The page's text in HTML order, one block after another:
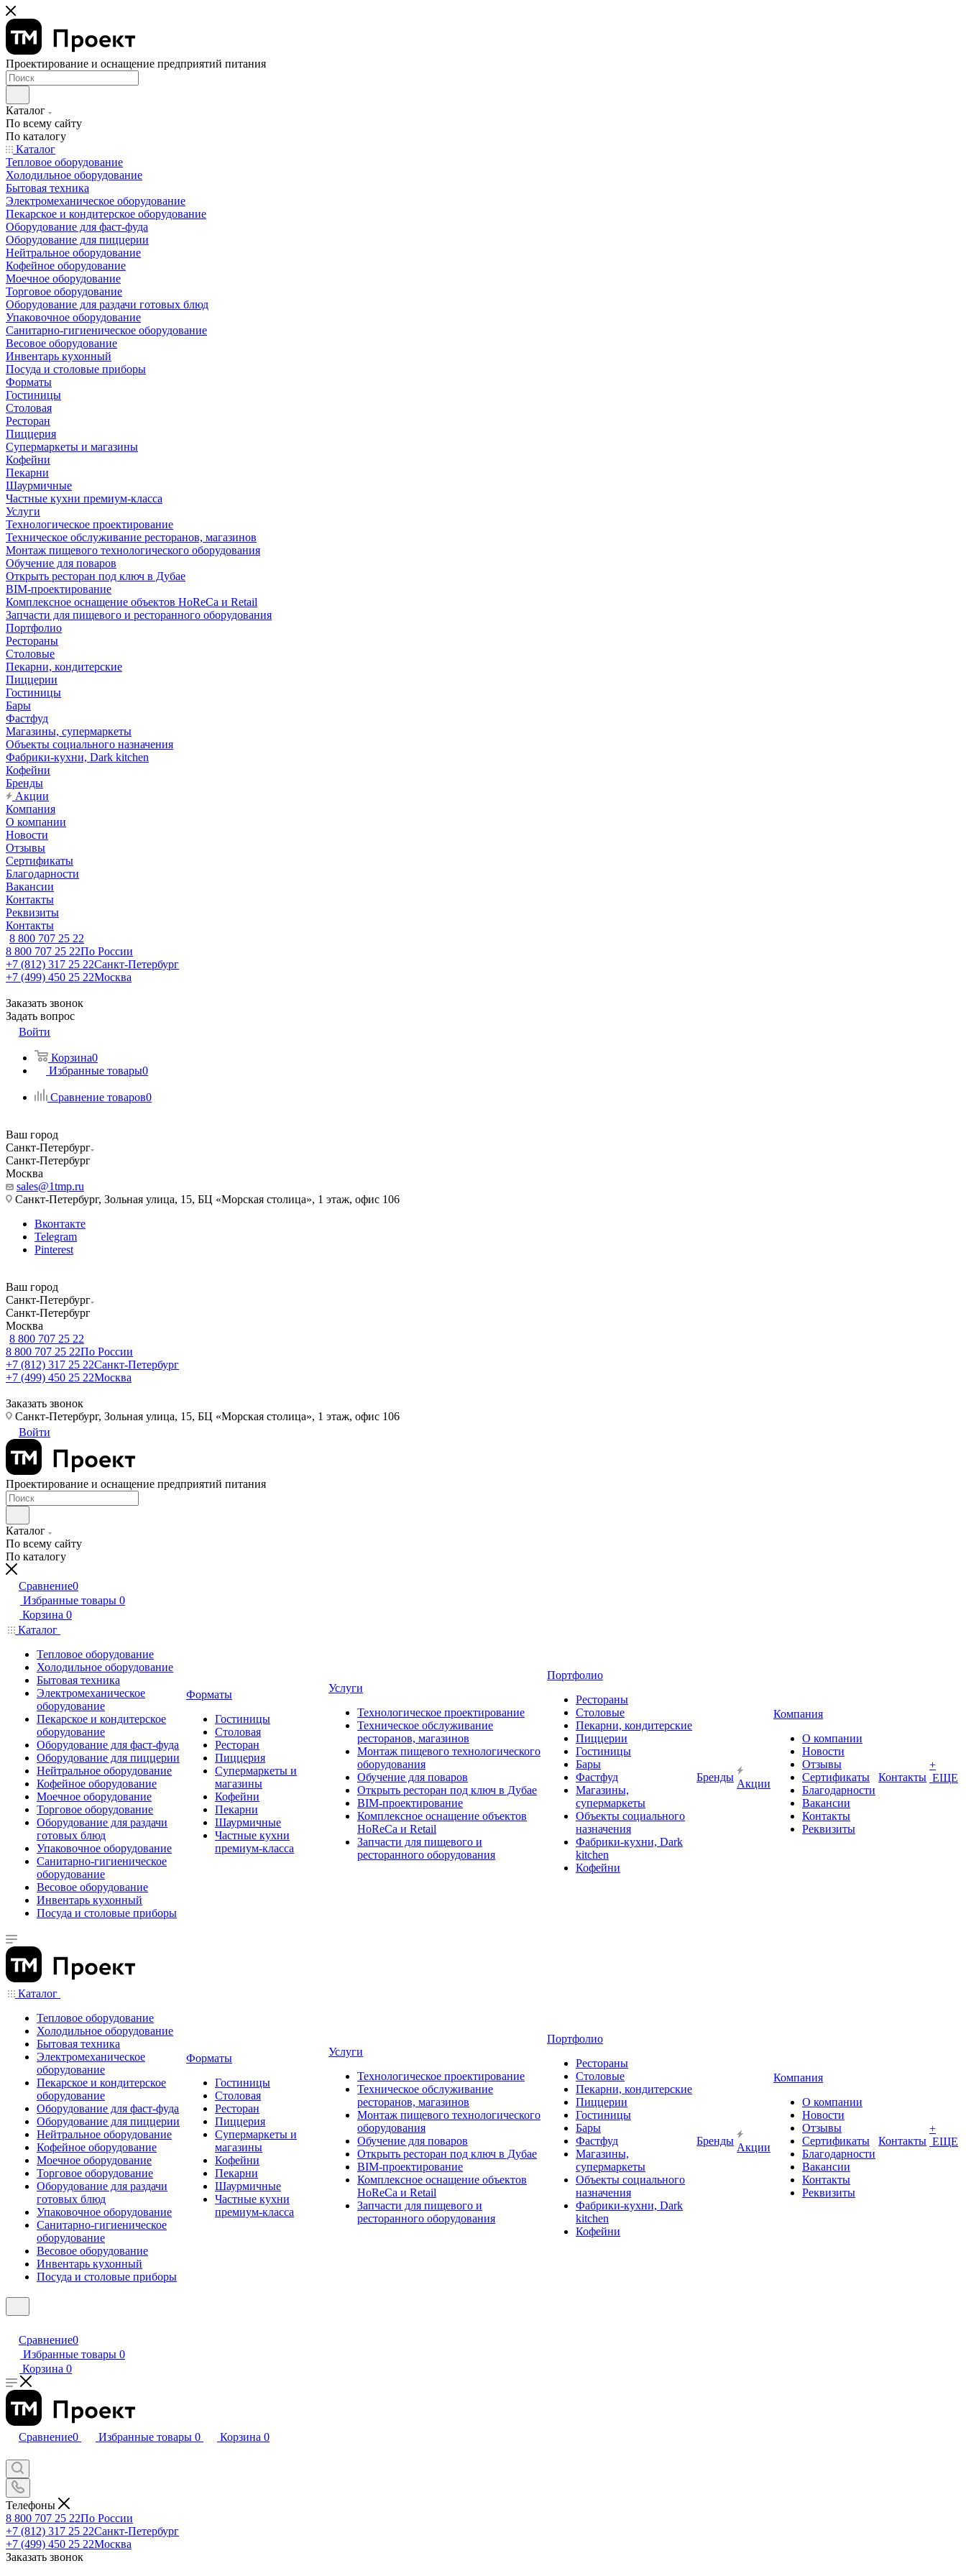
Проектирование и оснащение предприятий питания
Каталог
По всему сайту
По каталогу
Каталог
Тепловое оборудование
Холодильное оборудование
Бытовая техника
Электромеханическое оборудование
Пекарское и кондитерское оборудование
Оборудование для фаст-фуда
Оборудование для пиццерии
Нейтральное оборудование
Кофейное оборудование
Моечное оборудование
Торговое оборудование
Оборудование для раздачи готовых блюд
Упаковочное оборудование
Санитарно-гигиеническое оборудование
Весовое оборудование
Инвентарь кухонный
Посуда и столовые приборы
Форматы
Гостиницы
Столовая
Ресторан
Пиццерия
Супермаркеты и магазины
Кофейни
Пекарни
Шаурмичные
Частные кухни премиум-класса
Услуги
Технологическое проектирование
Техническое обслуживание ресторанов, магазинов
Монтаж пищевого технологического оборудования
Обучение для поваров
Открыть ресторан под ключ в Дубае
BIM-проектирование
Комплексное оснащение объектов HoReCa и Retail
Запчасти для пищевого и ресторанного оборудования
Портфолио
Рестораны
Столовые
Пекарни, кондитерские
Пиццерии
Гостиницы
Бары
Фастфуд
Магазины, супермаркеты
Объекты социального назначения
Фабрики-кухни, Dark kitchen
Кофейни
Бренды
Акции
Компания
О компании
Новости
Отзывы
Сертификаты
Благодарности
Вакансии
Контакты
Реквизиты
Контакты
8 800 707 25 22
8 800 707 25 22По России
+7 (812) 317 25 22Санкт-Петербург
+7 (499) 450 25 22Москва
Заказать звонок
Задать вопрос
Войти
Корзина0
Избранные товары0
Сравнение товаров0
Ваш город
Санкт-Петербург
Санкт-Петербург
Москва
sales@1tmp.ru
Санкт-Петербург, Зольная улица, 15, БЦ «Морская столица», 1 этаж, офис 106
Вконтакте
Telegram
Pinterest
Ваш город
Санкт-Петербург
Санкт-Петербург
Москва
8 800 707 25 22
8 800 707 25 22По России
+7 (812) 317 25 22Санкт-Петербург
+7 (499) 450 25 22Москва
Заказать звонок
Санкт-Петербург, Зольная улица, 15, БЦ «Морская столица», 1 этаж, офис 106
Войти
Проектирование и оснащение предприятий питания
Каталог
По всему сайту
По каталогу
Сравнение0
Избранные товары 0
Корзина 0
Каталог
Тепловое оборудование
Холодильное оборудование
Бытовая техника
Электромеханическое
оборудование
Пекарское и кондитерское
оборудование
Оборудование для фаст-фуда
Оборудование для пиццерии
Нейтральное оборудование
Кофейное оборудование
Моечное оборудование
Торговое оборудование
Оборудование для раздачи
готовых блюд
Упаковочное оборудование
Санитарно-гигиеническое
оборудование
Весовое оборудование
Инвентарь кухонный
Посуда и столовые приборы
Форматы
Гостиницы
Столовая
Ресторан
Пиццерия
Супермаркеты и
магазины
Кофейни
Пекарни
Шаурмичные
Частные кухни
премиум-класса
Услуги
Технологическое проектирование
Техническое обслуживание
ресторанов, магазинов
Монтаж пищевого технологического
оборудования
Обучение для поваров
Открыть ресторан под ключ в Дубае
BIM-проектирование
Комплексное оснащение объектов
HoReCa и Retail
Запчасти для пищевого и
ресторанного оборудования
Портфолио
Рестораны
Столовые
Пекарни, кондитерские
Пиццерии
Гостиницы
Бары
Фастфуд
Магазины,
супермаркеты
Объекты социального
назначения
Фабрики-кухни, Dark
kitchen
Кофейни
Бренды
Акции
Компания
О компании
Новости
Отзывы
Сертификаты
Благодарности
Вакансии
Контакты
Реквизиты
Контакты
+
ЕЩЕ
Каталог
Тепловое оборудование
Холодильное оборудование
Бытовая техника
Электромеханическое
оборудование
Пекарское и кондитерское
оборудование
Оборудование для фаст-фуда
Оборудование для пиццерии
Нейтральное оборудование
Кофейное оборудование
Моечное оборудование
Торговое оборудование
Оборудование для раздачи
готовых блюд
Упаковочное оборудование
Санитарно-гигиеническое
оборудование
Весовое оборудование
Инвентарь кухонный
Посуда и столовые приборы
Форматы
Гостиницы
Столовая
Ресторан
Пиццерия
Супермаркеты и
магазины
Кофейни
Пекарни
Шаурмичные
Частные кухни
премиум-класса
Услуги
Технологическое проектирование
Техническое обслуживание
ресторанов, магазинов
Монтаж пищевого технологического
оборудования
Обучение для поваров
Открыть ресторан под ключ в Дубае
BIM-проектирование
Комплексное оснащение объектов
HoReCa и Retail
Запчасти для пищевого и
ресторанного оборудования
Портфолио
Рестораны
Столовые
Пекарни, кондитерские
Пиццерии
Гостиницы
Бары
Фастфуд
Магазины,
супермаркеты
Объекты социального
назначения
Фабрики-кухни, Dark
kitchen
Кофейни
Бренды
Акции
Компания
О компании
Новости
Отзывы
Сертификаты
Благодарности
Вакансии
Контакты
Реквизиты
Контакты
+
ЕЩЕ
Сравнение0
Избранные товары 0
Корзина 0
Сравнение0 Избранные товары 0 Корзина 0
Телефоны
8 800 707 25 22По России
+7 (812) 317 25 22Санкт-Петербург
+7 (499) 450 25 22Москва
Заказать звонок